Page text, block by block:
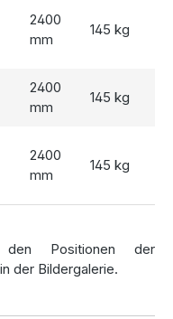
Lippendichtungen
und dichte Installation
Verunreinigungen
aufgewirbelt werden,
bleibt. Mit dem
der automatische
erleichtert
während
2400
mm
145 kg
2400
mm
145 kg
2400
mm
145 kg
Positionen der
der Bildergalerie.